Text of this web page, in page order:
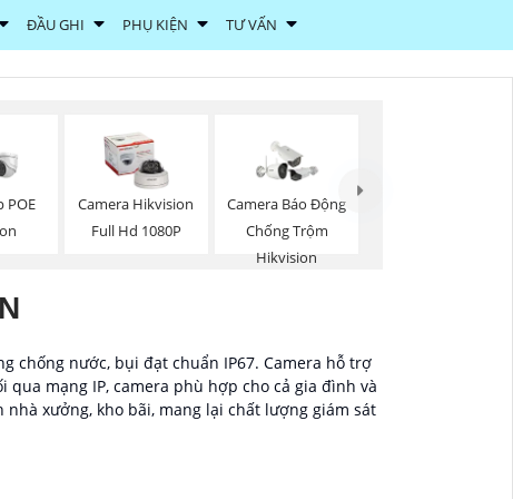
ĐẦU GHI PHỤ KIỆN TƯ VẤN
POE
Camera Hikvision
Full Hd 1080P
Camera Báo Động
Chống Trộm
Hikvision
chống nước, bụi đạt chuẩn IP67. Camera hỗ trợ
mạng IP, camera phù hợp cho cả gia đình và
xưởng, kho bãi, mang lại chất lượng giám sát